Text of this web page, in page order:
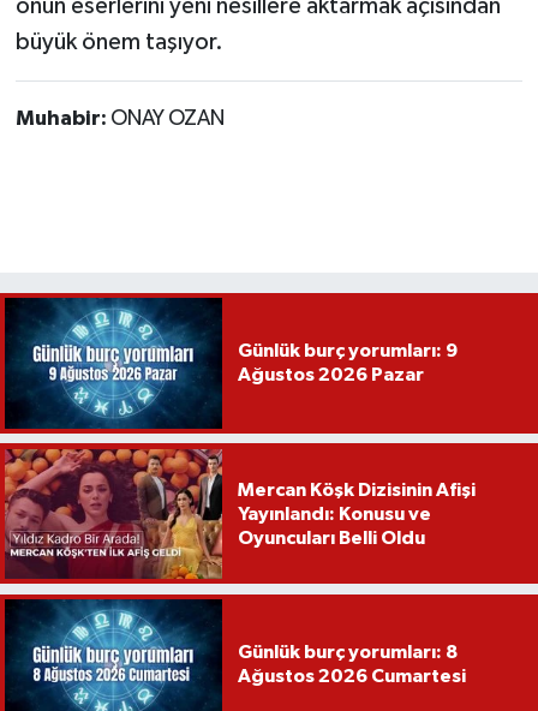
onun eserlerini yeni nesillere aktarmak açısından
büyük önem taşıyor.
Muhabir: ONAY OZAN
Günlük burç yorumları: 9
Ağustos 2026 Pazar
Mercan Köşk Dizisinin Afişi
Yayınlandı: Konusu ve
Oyuncuları Belli Oldu
Günlük burç yorumları: 8
Ağustos 2026 Cumartesi